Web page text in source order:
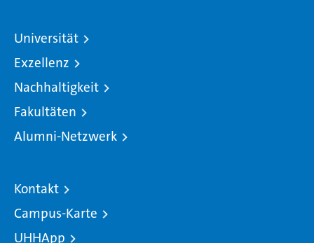
Universität
Exzellenz
Nachhaltigkeit
Fakultäten
Alumni-Netzwerk
Kontakt
Campus-Karte
UHHApp